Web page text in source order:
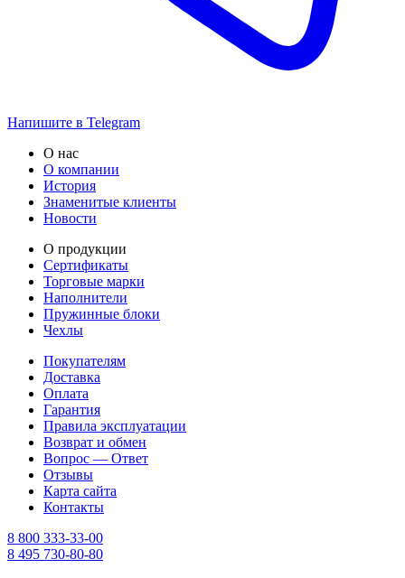
Напишите в Telegram
О нас
О компании
История
Знаменитые клиенты
Новости
О продукции
Сертификаты
Торговые марки
Наполнители
Пружинные блоки
Чехлы
Покупателям
Доставка
Оплата
Гарантия
Правила эксплуатации
Возврат и обмен
Вопрос — Ответ
Отзывы
Карта сайта
Контакты
8 800 333-33-00
8 495 730-80-80